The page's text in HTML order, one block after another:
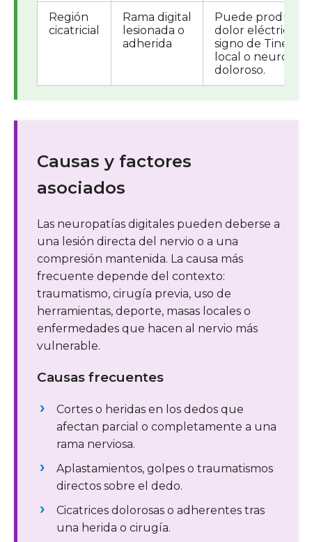
Región
cicatricial
Rama digital
lesionada o
adherida
Puede producir
dolor eléctrico,
signo de Tinel
local o neuroma
doloroso.
Causas y factores
asociados
Las neuropatías digitales pueden deberse a
una lesión directa del nervio o a una
compresión mantenida. La causa más
frecuente depende del contexto:
traumatismo, cirugía previa, uso de
herramientas, deporte, masas locales o
enfermedades que hacen al nervio más
vulnerable.
Causas frecuentes
Cortes o heridas en los dedos que
afectan parcial o completamente a una
rama nerviosa.
Aplastamientos, golpes o traumatismos
directos sobre el dedo.
Cicatrices dolorosas o adherentes tras
una herida o cirugía.